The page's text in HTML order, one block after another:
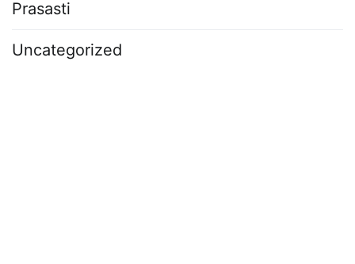
Prasasti
Uncategorized